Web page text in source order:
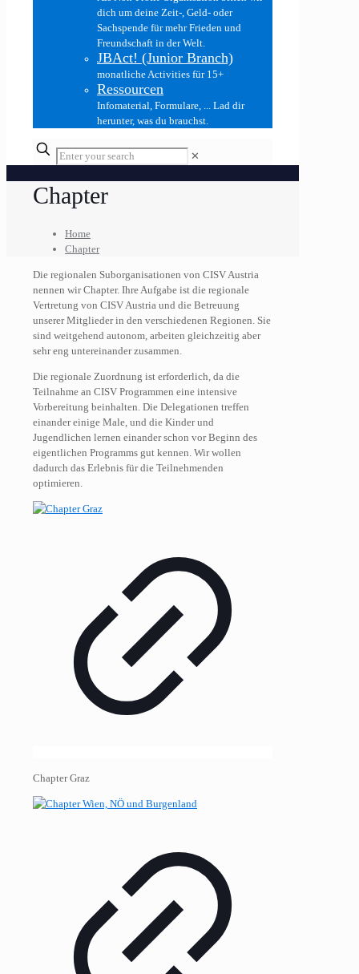
dich um deine Zeit-, Geld- oder
Sachspende für mehr Frieden und
Freundschaft in der Welt.
JBAct! (Junior Branch)
monatliche Activities für 15+
Ressourcen
Infomaterial, Formulare, ... Lad dir
herunter, was du brauchst.
✕
Chapter
Home
Chapter
Die regionalen Suborganisationen von CISV Austria
nennen wir Chapter. Ihre Aufgabe ist die regionale
Vertretung von CISV Austria und die Betreuung
unserer Mitglieder in den verschiedenen Regionen. Sie
sind weitgehend autonom, arbeiten gleichzeitig aber
sehr eng untereinander zusammen.
Die regionale Zuordnung ist erforderlich, da die
Teilnahme an CISV Programmen eine intensive
Vorbereitung beinhalten. Die Delegationen treffen
einander einige Male, und die Kinder und
Jugendlichen lernen einander schon vor Beginn des
eigentlichen Programms gut kennen. Wir wollen
dadurch das Erlebnis für die Teilnehmenden
optimieren.
Chapter Graz